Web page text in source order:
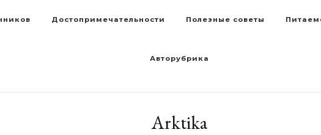
Достопримечательности Полезные советы
Авторубрика
Arktika